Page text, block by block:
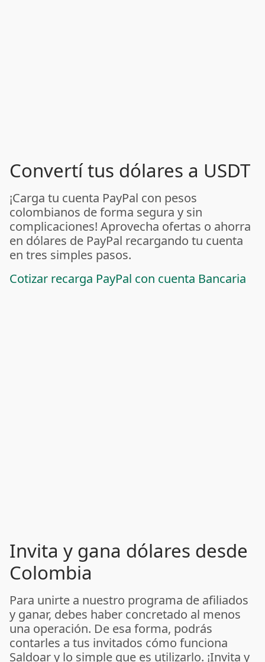
Convertí tus dólares a USDT
¡Carga tu cuenta PayPal con pesos
colombianos de forma segura y sin
complicaciones! Aprovecha ofertas o ahorra
en dólares de PayPal recargando tu cuenta
en tres simples pasos.
Cotizar recarga PayPal con cuenta Bancaria
Invita y gana dólares desde
Colombia
Para unirte a nuestro programa de afiliados
y ganar, debes haber concretado al menos
una operación. De esa forma, podrás
contarles a tus invitados cómo funciona
Saldoar y lo simple que es utilizarlo. ¡Invita y